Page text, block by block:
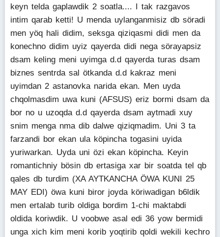
keyn telda gaplawdik 2 soatla.... I tak razgavos
intim qarab ketti! U menda uylanganmisiz db söradi
men yöq hali didim, seksga qiziqasmi didi men da
konechno didim uyiz qayerda didi nega sörayapsiz
dsam keling meni uyimga d.d qayerda turas dsam
biznes sentrda sal ötkanda d.d kakraz meni
uyimdan 2 astanovka narida ekan. Men uyda
chqolmasdim uwa kuni (AFSUS) eriz bormi dsam da
bor no u uzoqda d.d qayerda dsam aytmadi xuy
snim menga nma dib dalwe qiziqmadim. Uni 3 ta
farzandi bor ekan ula köpincha togasini uyida
yuriwarkan. Uyda uni özi ekan köpincha. Keyin
romantichniy bösin db ertasiga xar bir soatda tel qb
qales db turdim (XA AYTKANCHA ÖWA KUNI 25
MAY EDI) öwa kuni biror joyda köriwadigan b6ldik
men ertalab turib oldiga bordim 1-chi maktabdi
oldida koriwdik. U voobwe asal edi 36 yow bermidi
unga xich kim meni korib yoqtirib qoldi wekili kechro